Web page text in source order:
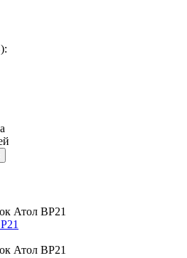
Атол BP21
Атол BP21